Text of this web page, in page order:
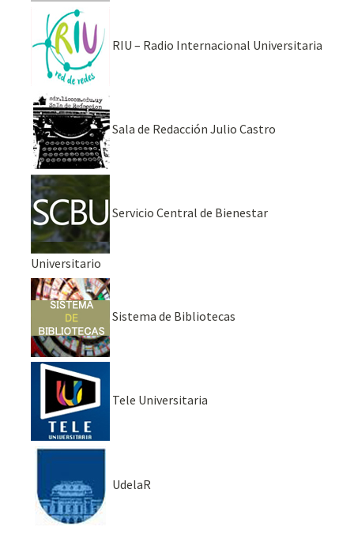
RIU – Radio Internacional Universitaria
Sala de Redacción Julio Castro
Servicio Central de Bienestar
Universitario
Sistema de Bibliotecas
Tele Universitaria
UdelaR